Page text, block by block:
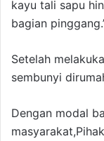
kayu tali sapu
bagian
Setelah
sembunyi
Dengan modal